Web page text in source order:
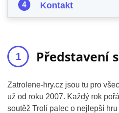
Kontakt
Představení
Zatrolene-hry.cz jsou tu pro
už od roku 2007. Každý rok
soutěž Trolí palec o nejlepší